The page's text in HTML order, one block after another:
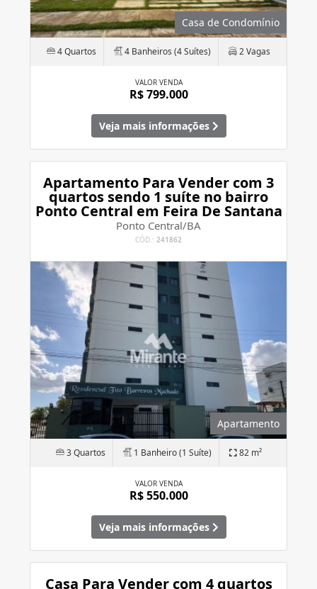
Casa de Condomínio
4 Quartos 4 Banheiros (4 Suítes) 2 Vagas
VALOR VENDA
R$ 799.000
Veja mais informações
Apartamento Para Vender com 3
quartos sendo 1 suíte no bairro
Ponto Central em Feira De Santana
Ponto Central/BA
CÓD.: 241862
Apartamento
3 Quartos 1 Banheiro (1 Suíte) 82 m²
VALOR VENDA
R$ 550.000
Veja mais informações
Casa Para Vender com 4 quartos